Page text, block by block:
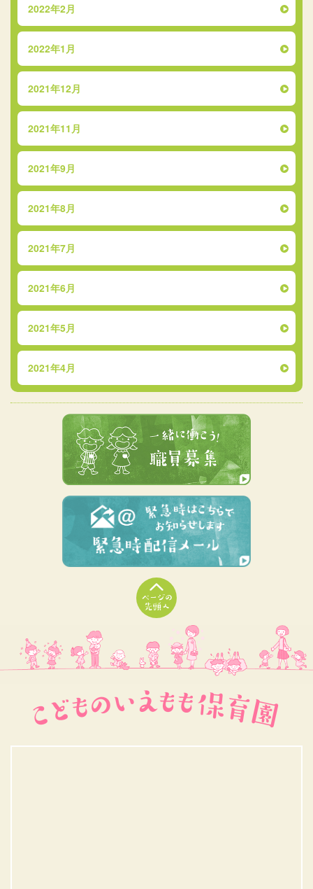
2022年2月
2022年1月
2021年12月
2021年11月
2021年9月
2021年8月
2021年7月
2021年6月
2021年5月
2021年4月